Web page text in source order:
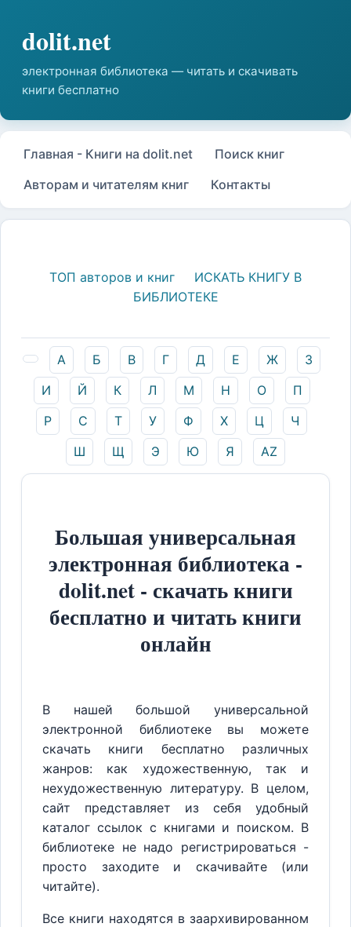
Главная - Книги на dolit.net
Поиск книг
Авторам и читателям книг
Контакты
ТОП авторов и книг
ИСКАТЬ КНИГУ В
БИБЛИОТЕКЕ
А Б В Г Д Е Ж
З
И
Й К Л М Н О
П
Р
С Т У Ф Х Ц
Ч
Ш
Щ Э Ю Я AZ
Большая универсальная
электронная библиотека -
dolit.net - скачать книги
бесплатно и читать книги
онлайн
В нашей большой универсальной
электронной библиотеке вы можете
скачать книги бесплатно различных
жанров: как художественную, так и
нехудожественную литературу. В целом,
сайт представляет из себя удобный
каталог ссылок с книгами и поиском. В
библиотеке не надо регистрироваться -
просто заходите и скачивайте (или
читайте).
Все книги находятся в заархивированном